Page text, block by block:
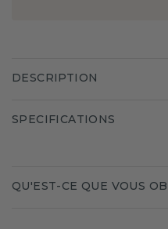
DESCRIPTION
SPECIFICATIONS
QU'EST-CE QUE VOUS